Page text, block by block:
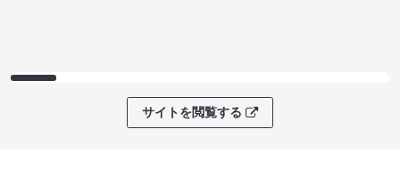
サイトを閲覧する